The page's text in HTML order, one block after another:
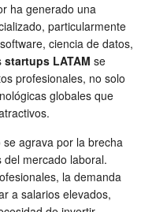
ha generado una
particularmente
ciencia de datos,
startups LATAM se
profesionales, no solo
globales que
agrava por la brecha
mercado laboral.
la demanda
a salarios elevados,